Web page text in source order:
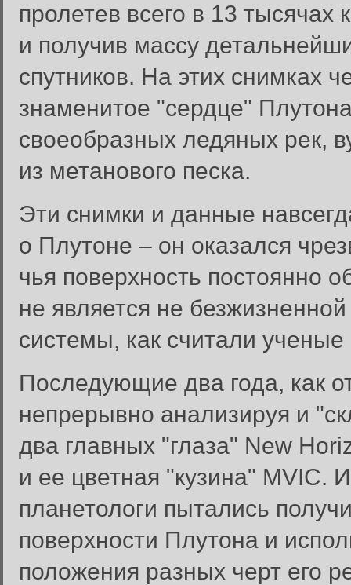
пролетев всего в 13
и получив массу
спутников. На этих снимках
знаменитое "сердце"
своеобразных ледяных рек,
из метанового песка.
Эти снимки и данные
о Плутоне – он оказался
чья поверхность постоянно
не является не
системы, как считали
Последующие два года, как
непрерывно анализируя и
два главных "глаза" New
и ее цветная "кузина" MVIC.
планетологи пытались
поверхности Плутона и
положения разных черт его